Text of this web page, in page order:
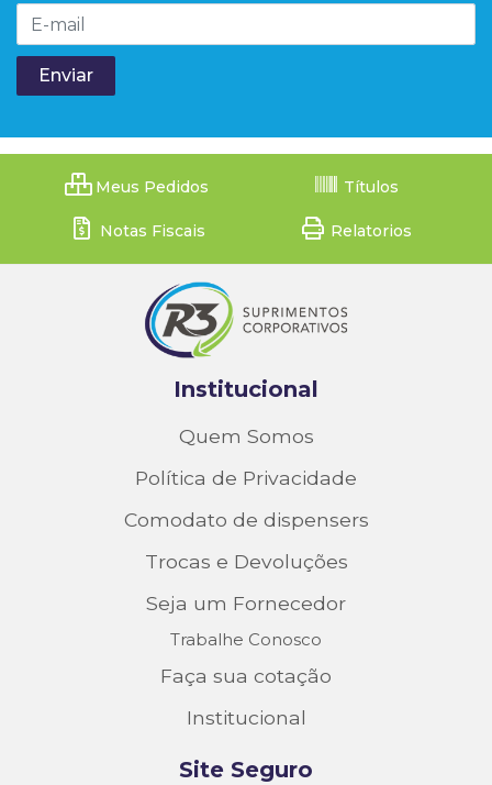
Meus Pedidos Títulos
Notas Fiscais Relatorios
Institucional
Quem Somos
Política de Privacidade
Comodato de dispensers
Trocas e Devoluções
Seja um Fornecedor
Trabalhe Conosco
Faça sua cotação
Institucional
Site Seguro